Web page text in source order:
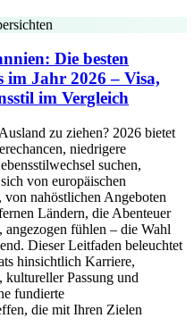
Die besten
Jahr 2026 – Visa,
im Vergleich
zu ziehen? 2026 bietet
niedrigere
suchen,
von europäischen
nahöstlichen Angeboten
Ländern, die Abenteuer
fühlen – die Wahl
Dieser Leitfaden beleuchtet
hinsichtlich Karriere,
kultureller Passung und
fundierte
die mit Ihren Zielen